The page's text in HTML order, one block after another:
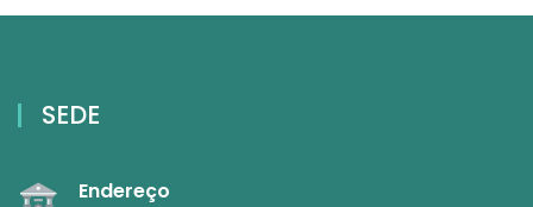
SEDE
Endereço